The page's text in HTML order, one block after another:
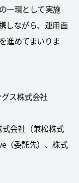
一環として実施
しながら、運用面
進めてまいりま
ス株式会社
会社（兼松株式
（委託先）、株式